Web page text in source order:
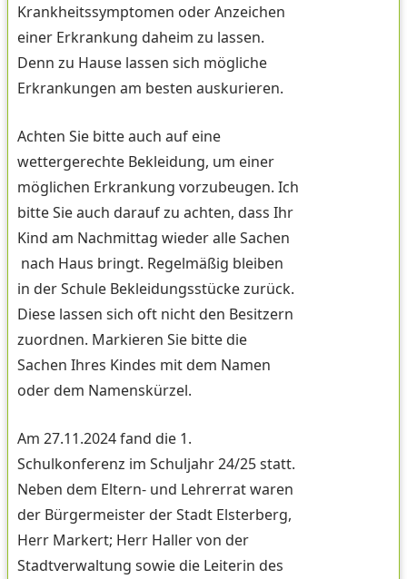
Krankheitssymptomen oder Anzeichen
einer Erkrankung daheim zu lassen.
Denn zu Hause lassen sich mögliche
Erkrankungen am besten auskurieren.
Achten Sie bitte auch auf eine
wettergerechte Bekleidung, um einer
möglichen Erkrankung vorzubeugen. Ich
bitte Sie auch darauf zu achten, dass Ihr
Kind am Nachmittag wieder alle Sachen
nach Haus bringt. Regelmäßig bleiben
in der Schule Bekleidungsstücke zurück.
Diese lassen sich oft nicht den Besitzern
zuordnen. Markieren Sie bitte die
Sachen Ihres Kindes mit dem Namen
oder dem Namenskürzel.
Am 27.11.2024 fand die 1.
Schulkonferenz im Schuljahr 24/25 statt.
Neben dem Eltern- und Lehrerrat waren
der Bürgermeister der Stadt Elsterberg,
Herr Markert; Herr Haller von der
Stadtverwaltung sowie die Leiterin des